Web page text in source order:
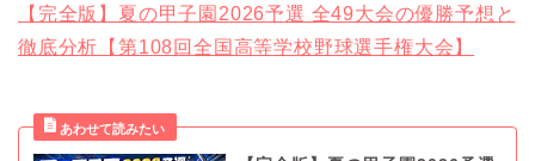
【完全版】夏の甲子園2026予選 全49大会の優勝予想と
徹底分析【第108回全国高等学校野球選手権大会】